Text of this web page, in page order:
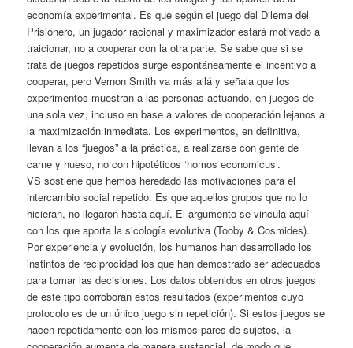
economía experimental. Es que según el juego del Dilema del
Prisionero, un jugador racional y maximizador estará motivado a
traicionar, no a cooperar con la otra parte. Se sabe que si se
trata de juegos repetidos surge espontáneamente el incentivo a
cooperar, pero Vernon Smith va más allá y señala que los
experimentos muestran a las personas actuando, en juegos de
una sola vez, incluso en base a valores de cooperación lejanos a
la maximización inmediata. Los experimentos, en definitiva,
llevan a los “juegos” a la práctica, a realizarse con gente de
carne y hueso, no con hipotéticos ‘homos economicus’.
VS sostiene que hemos heredado las motivaciones para el
intercambio social repetido. Es que aquellos grupos que no lo
hicieran, no llegaron hasta aquí. El argumento se vincula aquí
con los que aporta la sicología evolutiva (Tooby & Cosmides).
Por experiencia y evolución, los humanos han desarrollado los
instintos de reciprocidad los que han demostrado ser adecuados
para tomar las decisiones. Los datos obtenidos en otros juegos
de este tipo corroboran estos resultados (experimentos cuyo
protocolo es de un único juego sin repetición). Si estos juegos se
hacen repetidamente con los mismos pares de sujetos, la